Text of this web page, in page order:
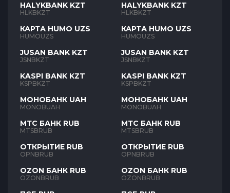
HALYKBANK KZT
HLKBKZT
КАРТА HUMO UZS
HUMOUZS
JUSAN BANK KZT
JSNBKZT
KASPI BANK KZT
KSPBKZT
МОНОБАНК UAH
MONOBUAH
МТС БАНК RUB
MTSBRUB
ОТКРЫТИЕ RUB
OPNBRUB
OZON БАНК RUB
OZONBRUB
HALYKBANK KZT
HLKBKZT
КАРТА HUMO UZS
HUMOUZS
JUSAN BANK KZT
JSNBKZT
KASPI BANK KZT
KSPBKZT
МОНОБАНК UAH
MONOBUAH
МТС БАНК RUB
MTSBRUB
ОТКРЫТИЕ RUB
OPNBRUB
OZON БАНК RUB
OZONBRUB